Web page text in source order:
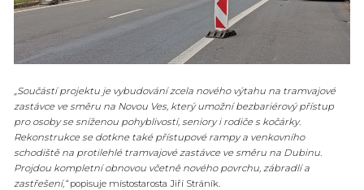
„Součástí projektu je vybudování zcela nového výtahu na tramvajové
zastávce ve směru na Novou Ves, který umožní bezbariérový přístup
pro osoby se sníženou pohyblivostí, seniory i rodiče s kočárky.
Rekonstrukce se dotkne také přístupové rampy a venkovního
schodiště na protilehlé tramvajové zastávce ve směru na Dubinu.
Projdou kompletní obnovou včetně nového povrchu, zábradlí a
zastřešení,“popisuje místostarosta Jiří Stráník.